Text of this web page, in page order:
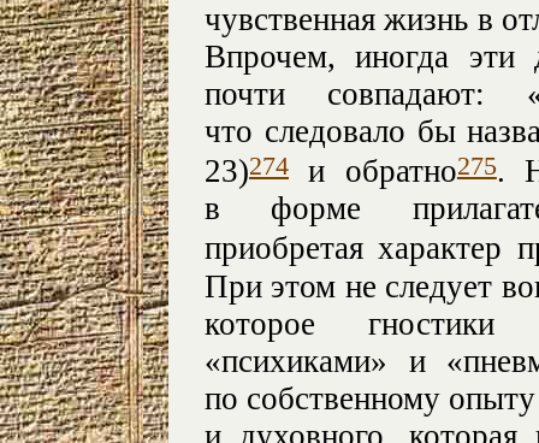
чувственная жизнь в
Впрочем, иногда
почти совпадают:
что следовало бы
23)274 и обратно275.
в форме
приобретая характер
При этом не следует
которое
«психиками» и
по собственному
и духовного, которая